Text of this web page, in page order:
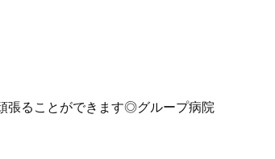
張ることができます◎グループ病院